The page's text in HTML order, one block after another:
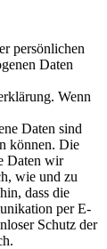
persönlichen
Daten
Wenn
Daten sind
können. Die
Daten wir
wie und zu
dass die
per E-
Schutz der